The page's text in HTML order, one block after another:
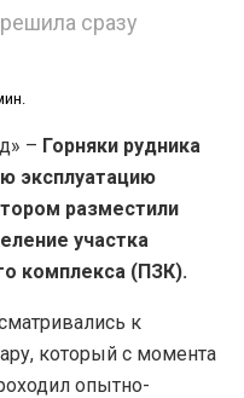
сразу
– Горняки рудника
эксплуатацию
разместили
участка
комплекса (ПЗК).
к
который с момента
опытно-